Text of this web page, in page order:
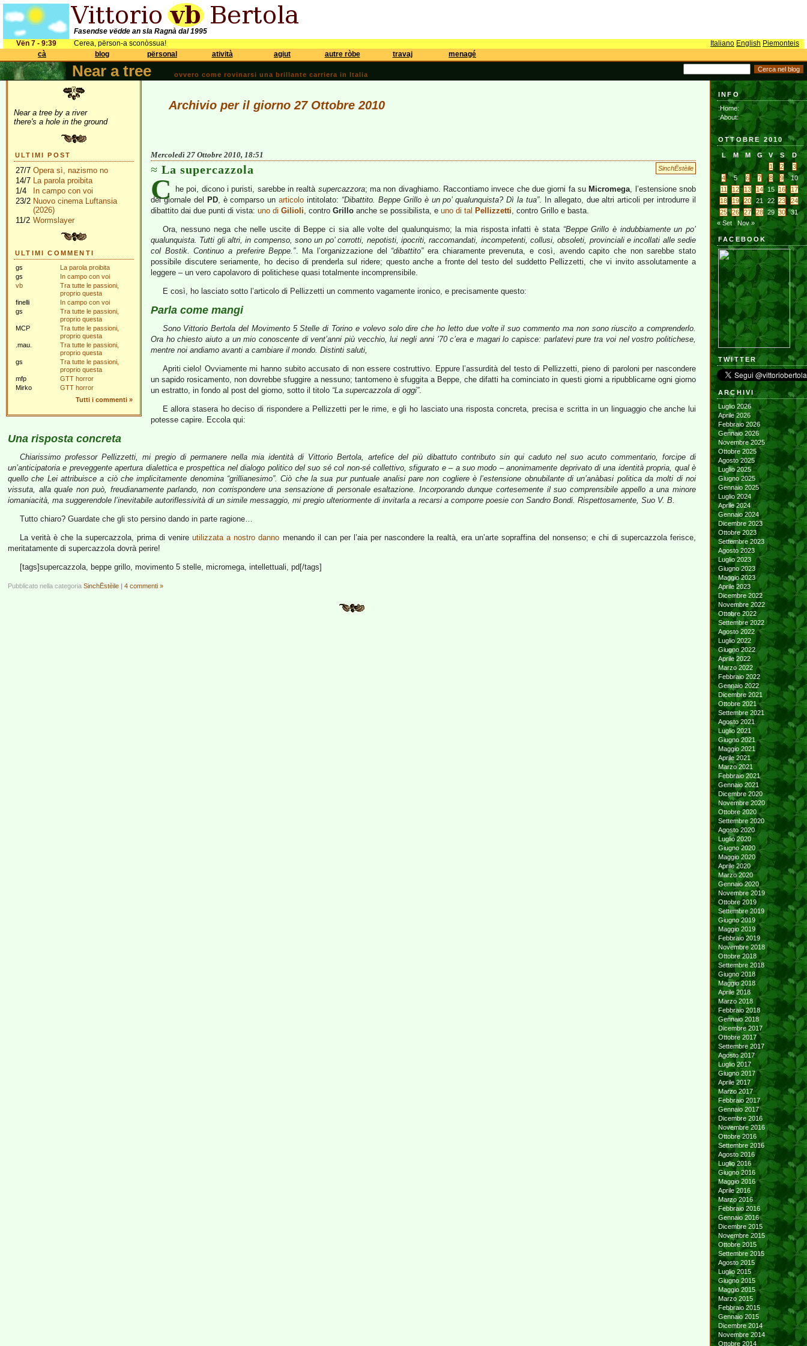
Fasendse vëdde an sla Ragnà dal 1995
Vën 7 - 9:39
Cerea, përson-a sconòssua! Italiano English Piemonteis
cà
blog përsonal atività agiut autre ròbe travaj menagé
Near a tree ovvero come rovinarsi una brillante carriera in Italia
Near a tree by a river
there's a hole in the ground
ULTIMI POST
27/7 Opera sì, nazismo no
14/7 La parola proibita
1/4
In campo con voi
23/2 Nuovo cinema Luftansia
(2026)
11/2 Wormslayer
ULTIMI COMMENTI
gs
La parola proibita
gs
In campo con voi
vb
Tra tutte le passioni,
proprio questa
finelli
In campo con voi
gs
Tra tutte le passioni,
proprio questa
MCP
Tra tutte le passioni,
proprio questa
.mau.
Tra tutte le passioni,
proprio questa
gs
Tra tutte le passioni,
proprio questa
mfp
GTT horror
Mirko
GTT horror
Tutti i commenti »
Archivio per il giorno 27 Ottobre 2010
Mercoledì 27 Ottobre 2010, 18:51
SinchËstèile
La supercazzola
C he poi, dicono i puristi, sarebbe in realtà supercazzora; ma non divaghiamo. Raccontiamo invece che due giorni fa su Micromega, l’estensione snob
del giornale del
PD, è comparso unarticolo intitolato: “Dibattito. Beppe Grillo è un po’ qualunquista? Dì la tua”. In allegato, due altri articoli per introdurre il
dibattito dai due punti di vista: uno di Gilioli, contro Grillo anche se possibilista, e uno di tal Pellizzetti, contro Grillo e basta.
Ora, nessuno nega che nelle uscite di Beppe ci sia alle volte del qualunquismo; la mia risposta infatti è stata “Beppe Grillo è indubbiamente un po’
qualunquista. Tutti gli altri, in compenso, sono un po’ corrotti, nepotisti, ipocriti, raccomandati, incompetenti, collusi, obsoleti, provinciali e incollati alle sedie
col Bostik. Continuo a preferire Beppe.”. Ma l’organizzazione del “dibattito”era chiaramente prevenuta, e così, avendo capito che non sarebbe stato
possibile discutere seriamente, ho deciso di prenderla sul ridere; questo anche a fronte del testo del suddetto Pellizzetti, che vi invito assolutamente a
leggere – un vero capolavoro di politichese quasi totalmente incomprensibile.
E così, ho lasciato sotto l’articolo di Pellizzetti un commento vagamente ironico, e precisamente questo:
Parla come mangi
Sono Vittorio Bertola del Movimento 5 Stelle di Torino e volevo solo dire che ho letto due volte il suo commento ma non sono riuscito a comprenderlo.
Ora ho chiesto aiuto a un mio conoscente di vent’anni più vecchio, lui negli anni ’70 c’era e magari lo capisce: parlatevi pure tra voi nel vostro politichese,
mentre noi andiamo avanti a cambiare il mondo. Distinti saluti,
Apriti cielo! Ovviamente mi hanno subito accusato di non essere costruttivo. Eppure l’assurdità del testo di Pellizzetti, pieno di paroloni per nascondere
un sapido rosicamento, non dovrebbe sfuggire a nessuno; tantomeno è sfuggita a Beppe, che difatti ha cominciato in questi giorni a ripubblicarne ogni giorno
un estratto, in fondo al post del giorno, sotto il titolo “La supercazzola di oggi”.
E allora stasera ho deciso di rispondere a Pellizzetti per le rime, e gli ho lasciato una risposta concreta, precisa e scritta in un linguaggio che anche lui
potesse capire. Eccola qui:
Una risposta concreta
Chiarissimo professor Pellizzetti, mi pregio di permanere nella mia identità di Vittorio Bertola, artefice del più dibattuto contributo sin qui caduto nel suo acuto commentario, forcipe di
un’anticipatoria e preveggente apertura dialettica e prospettica nel dialogo politico del suo sé col non-sé collettivo, sfigurato e – a suo modo – anonimamente deprivato di una identità propria, qual è
quello che Lei attribuisce a ciò che implicitamente denomina “grillianesimo”. Ciò che la sua pur puntuale analisi pare non cogliere è l’estensione obnubilante di un’anàbasi politica da molti di noi
vissuta, alla quale non può, freudianamente parlando, non corrispondere una sensazione di personale esaltazione. Incorporando dunque cortesemente il suo comprensibile appello a una minore
iomaniacità, ma suggerendole l’inevitabile autoriflessività di un simile messaggio, mi pregio ulteriormente di invitarla a recarsi a comporre poesie con Sandro Bondi. Rispettosamente, Suo V. B.
Tutto chiaro? Guardate che gli sto persino dando in parte ragione…
La verità è che la supercazzola, prima di venireutilizzata a nostro danno menando il can per l’aia per nascondere la realtà, era un’arte sopraffina del nonsenso; e chi di supercazzola ferisce,
meritatamente di supercazzola dovrà perire!
[tags]supercazzola, beppe grillo, movimento 5 stelle, micromega, intellettuali, pd[/tags]
Pubblicato nella categoria SinchËstèile | 4 commenti »
INFO
:Home:
:About:
OTTOBRE 2010
L M M G V S
D
1
2
3
4
5 6 7 8 9
10
11
12 13 14 15 16
17
18
19 20 21 22 23
24
25
26 27 28 29 30
31
« Set
Nov »
FACEBOOK
TWITTER
ARCHIVI
Luglio 2026
Aprile 2026
Febbraio 2026
Gennaio 2026
Novembre 2025
Ottobre 2025
Agosto 2025
Luglio 2025
Giugno 2025
Gennaio 2025
Luglio 2024
Aprile 2024
Gennaio 2024
Dicembre 2023
Ottobre 2023
Settembre 2023
Agosto 2023
Luglio 2023
Giugno 2023
Maggio 2023
Aprile 2023
Dicembre 2022
Novembre 2022
Ottobre 2022
Settembre 2022
Agosto 2022
Luglio 2022
Giugno 2022
Aprile 2022
Marzo 2022
Febbraio 2022
Gennaio 2022
Dicembre 2021
Ottobre 2021
Settembre 2021
Agosto 2021
Luglio 2021
Giugno 2021
Maggio 2021
Aprile 2021
Marzo 2021
Febbraio 2021
Gennaio 2021
Dicembre 2020
Novembre 2020
Ottobre 2020
Settembre 2020
Agosto 2020
Luglio 2020
Giugno 2020
Maggio 2020
Aprile 2020
Marzo 2020
Gennaio 2020
Novembre 2019
Ottobre 2019
Settembre 2019
Giugno 2019
Maggio 2019
Febbraio 2019
Novembre 2018
Ottobre 2018
Settembre 2018
Giugno 2018
Maggio 2018
Aprile 2018
Marzo 2018
Febbraio 2018
Gennaio 2018
Dicembre 2017
Ottobre 2017
Settembre 2017
Agosto 2017
Luglio 2017
Giugno 2017
Aprile 2017
Marzo 2017
Febbraio 2017
Gennaio 2017
Dicembre 2016
Novembre 2016
Ottobre 2016
Settembre 2016
Agosto 2016
Luglio 2016
Giugno 2016
Maggio 2016
Aprile 2016
Marzo 2016
Febbraio 2016
Gennaio 2016
Dicembre 2015
Novembre 2015
Ottobre 2015
Settembre 2015
Agosto 2015
Luglio 2015
Giugno 2015
Maggio 2015
Marzo 2015
Febbraio 2015
Gennaio 2015
Dicembre 2014
Novembre 2014
Ottobre 2014